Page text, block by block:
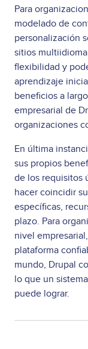
Para
modelado de
personalización
sitios
flexibilidad y
aprendizaje
beneficios a
empresarial de
organizaciones
En última
sus propios
de los requisitos
hacer coincidir
específicas,
plazo. Para
nivel
plataforma
mundo, Drupal
lo que un
puede lograr.